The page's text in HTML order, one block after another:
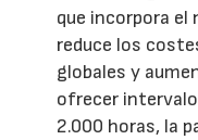
que incorpora el
reduce los
globales y
ofrecer
2.000 horas, la